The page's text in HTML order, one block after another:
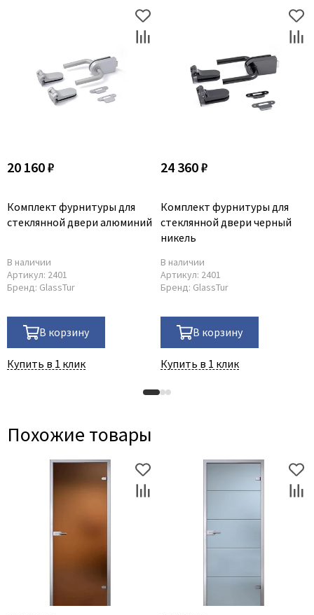
20 160 ₽
Комплект фурнитуры для
стеклянной двери алюминий
В наличии
Артикул: 2401
Бренд: GlassTur
В корзину
Купить в 1 клик
24 360 ₽
Комплект фурнитуры для
стеклянной двери черный
никель
В наличии
Артикул: 2401
Бренд: GlassTur
В корзину
Купить в 1 клик
Похожие товары